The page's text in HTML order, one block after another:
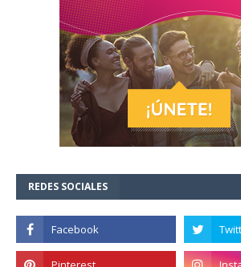
REDES SOCIALES